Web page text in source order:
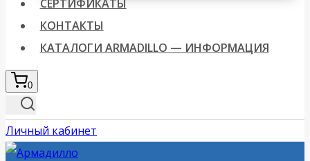
СЕРТИФИКАТЫ
КОНТАКТЫ
КАТАЛОГИ ARMADILLO — ИНФОРМАЦИЯ
0
Личный кабинет